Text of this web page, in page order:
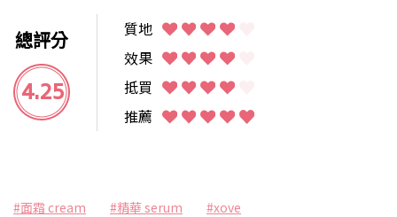
總評分
4.25
質地
效果
抵買
推薦
#面霜 cream #精華 serum #xove